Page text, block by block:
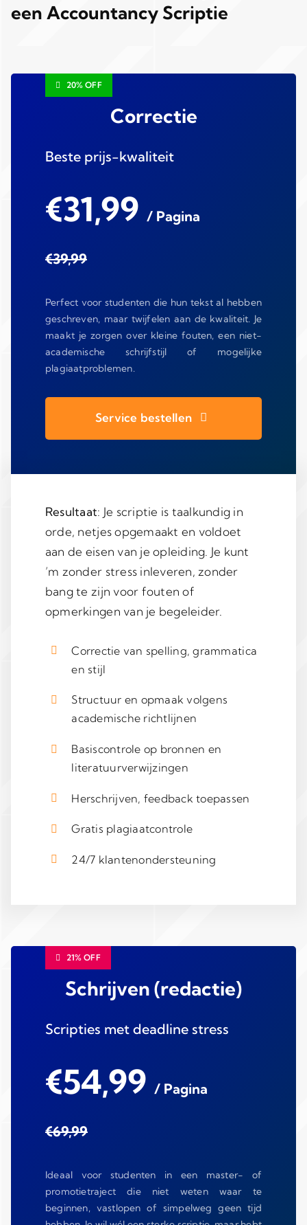
een Accountancy Scriptie
20% OFF
Correctie
Beste prijs-kwaliteit
€31,99 / Pagina
€39,99
Perfect voor studenten die hun tekst al hebben
geschreven, maar twijfelen aan de kwaliteit. Je
maakt je zorgen over kleine fouten, een niet-
academische schrijfstijl of mogelijke
plagiaatproblemen.
Service bestellen
Resultaat: Je scriptie is taalkundig in
orde, netjes opgemaakt en voldoet
aan de eisen van je opleiding. Je kunt
’m zonder stress inleveren, zonder
bang te zijn voor fouten of
opmerkingen van je begeleider.
Correctie van spelling, grammatica
en stijl
Structuur en opmaak volgens
academische richtlijnen
Basiscontrole op bronnen en
literatuurverwijzingen
Herschrijven, feedback toepassen
Gratis plagiaatcontrole
24/7 klantenondersteuning
21% OFF
Schrijven (redactie)
Scripties met deadline stress
€54,99 / Pagina
€69,99
Ideaal voor studenten in een master- of
promotietraject die niet weten waar te
beginnen, vastlopen of simpelweg geen tijd